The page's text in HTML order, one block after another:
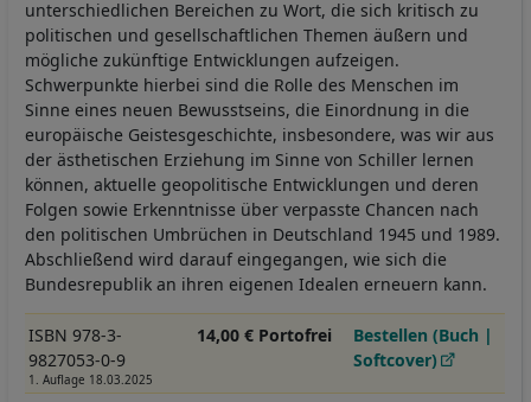
unterschiedlichen Bereichen zu Wort, die sich kritisch zu
politischen und gesellschaftlichen Themen äußern und
mögliche zukünftige Entwicklungen aufzeigen.
Schwerpunkte hierbei sind die Rolle des Menschen im
Sinne eines neuen Bewusstseins, die Einordnung in die
europäische Geistesgeschichte, insbesondere, was wir aus
der ästhetischen Erziehung im Sinne von Schiller lernen
können, aktuelle geopolitische Entwicklungen und deren
Folgen sowie Erkenntnisse über verpasste Chancen nach
den politischen Umbrüchen in Deutschland 1945 und 1989.
Abschließend wird darauf eingegangen, wie sich die
Bundesrepublik an ihren eigenen Idealen erneuern kann.
ISBN 978-3-
9827053-0-9
1. Auflage 18.03.2025
14,00 € Portofrei
Bestellen (Buch |
Softcover)